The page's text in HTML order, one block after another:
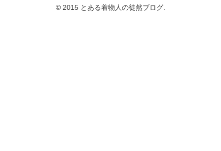
© 2015 とある着物人の徒然ブログ.